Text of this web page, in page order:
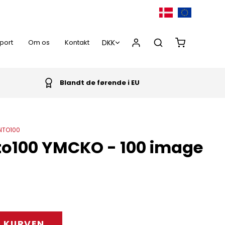
Om os Kontakt
Blandt de førende i EU
YMCKO - 100 image